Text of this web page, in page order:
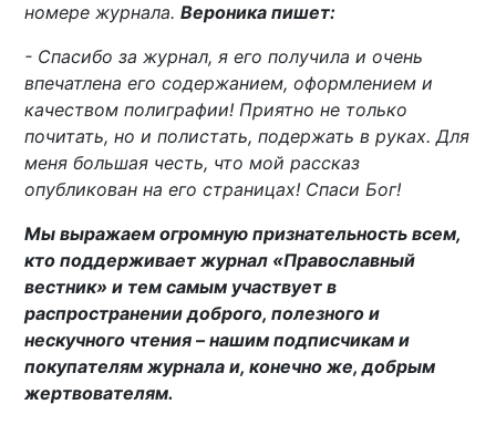
номере журнала.Вероника пишет:
- Спасибо за журнал, я его получила и очень
впечатлена его содержанием, оформлением и
качеством полиграфии! Приятно не только
почитать, но и полистать, подержать в руках. Для
меня большая честь, что мой рассказ
опубликован на его страницах! Спаси Бог!
Мы выражаем огромную признательность всем,
кто поддерживает журнал «Православный
вестник» и тем самым участвует в
распространении доброго, полезного и
нескучного чтения – нашим подписчикам и
покупателям журнала и, конечно же, добрым
жертвователям.